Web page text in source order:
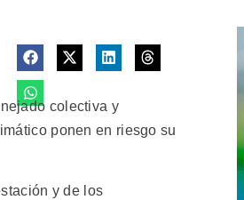
colectiva y
ponen en riesgo su
y de los